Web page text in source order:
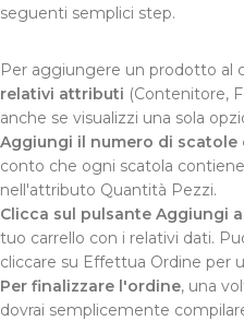
seguenti semplici step.
Per aggiungere un prodotto al
relativi attributi (Contenitore,
anche se visualizzi una sola
Aggiungi il numero di scatole
conto che ogni scatola
nell'attributo Quantità Pezzi.
Clicca sul pulsante Aggiungi
tuo carrello con i relativi dati.
cliccare su Effettua Ordine per
Per finalizzare l'ordine, una
dovrai semplicemente